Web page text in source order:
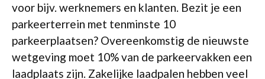
voor bijv. werknemers en klanten. Bezit je een
parkeerterrein met tenminste 10
parkeerplaatsen? Overeenkomstig de nieuwste
wetgeving moet 10% van de parkeervakken een
laadplaats zijn. Zakelijke laadpalen hebben veel